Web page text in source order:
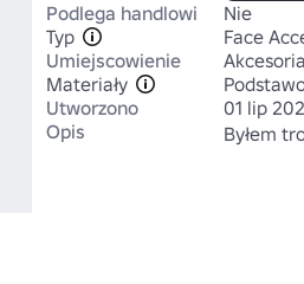
Podlega handlowi
Nie
Typ
Face
Umiejscowienie
Materiały
Utworzono
01 lip
Opis
Byłem